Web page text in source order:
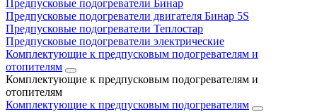
Предпусковые подогреватели Бинар
Предпусковые подогреватели двигателя Бинар 5S
Предпусковые подогреватели Теплостар
Предпусковые подогреватели электрические
Комплектующие к предпусковым подогревателям и
отопителям
Комплектующие к предпусковым подогревателям и
отопителям
Комплектующие к предпусковым подогревателям